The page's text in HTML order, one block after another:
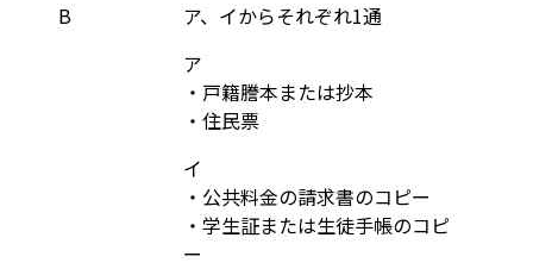
B
ア、イからそれぞれ1通
ア
・戸籍謄本または抄本
・住民票
イ
・公共料金の請求書のコピー
・学生証または生徒手帳のコピ
ー